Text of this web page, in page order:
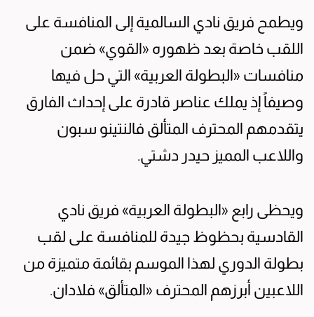
ويطمح فريق نادي السالمية إلى المنافسة على
اللقب خاصة بعد ظهوره «القوي» ضمن
منافسات «البطولة العربية» التي حل فيها
وصيفاً إذ يملك عناصر قادرة على إحداث الفارق
يتقدمهم المحترف المتألق فالنتينو سبون
واللاعب المميز حيدر دشتي.
ويحظى رابع «البطولة العربية» فريق نادي
القادسية بحظوظ جيدة للمنافسة على لقب
بطولة الدوري لهذا الموسم بقائمة متميزة من
اللاعبين أبرزهم المحترف «المتألق» فلادان.